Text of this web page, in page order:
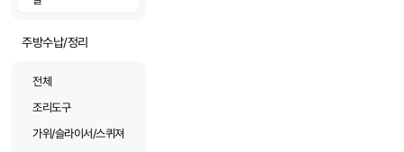
주방수납/정리
전체
조리도구
가위/슬라이서/스퀴져